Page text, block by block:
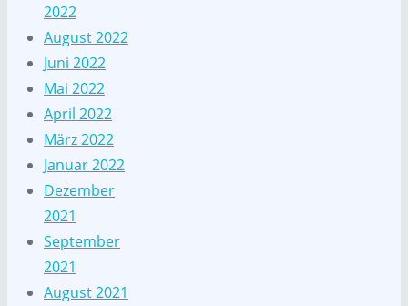
2022
August 2022
Juni 2022
Mai 2022
April 2022
März 2022
Januar 2022
Dezember
2021
September
2021
August 2021